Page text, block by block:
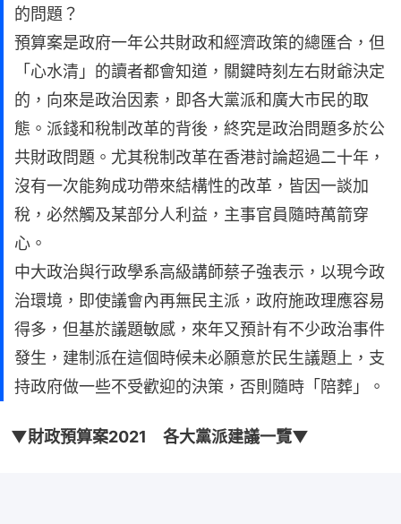
的問題？
預算案是政府一年公共財政和經濟政策的總匯合，但
「心水清」的讀者都會知道，關鍵時刻左右財爺決定
的，向來是政治因素，即各大黨派和廣大市民的取
態。派錢和稅制改革的背後，終究是政治問題多於公
共財政問題。尤其稅制改革在香港討論超過二十年，
沒有一次能夠成功帶來結構性的改革，皆因一談加
稅，必然觸及某部分人利益，主事官員隨時萬箭穿
心。
中大政治與行政學系高級講師蔡子強表示，以現今政
治環境，即使議會內再無民主派，政府施政理應容易
得多，但基於議題敏感，來年又預計有不少政治事件
發生，建制派在這個時候未必願意於民生議題上，支
持政府做一些不受歡迎的決策，否則隨時「陪葬」。
▼財政預算案2021　各大黨派建議一覽▼